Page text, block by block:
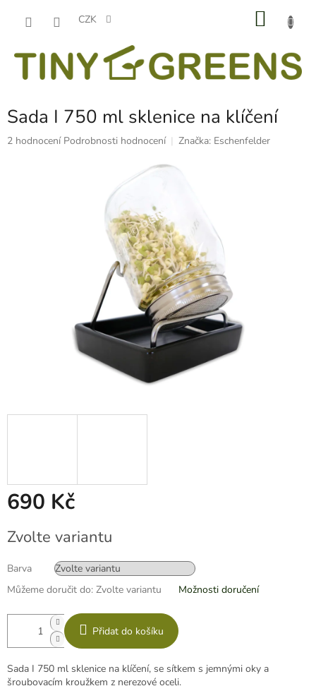
CZK
Sada I 750 ml sklenice na klíčení
Průměrné
2 hodnocení Podrobnosti hodnocení Značka: Eschenfelder
690 Kč
cena:
Zvolte variantu
Barva
Můžeme doručit do: Zvolte variantu Možnosti doručení
Přidat do košíku
Sada I 750 ml sklenice na klíčení, se sítkem s jemnými oky a
šroubovacím kroužkem z nerezové oceli.